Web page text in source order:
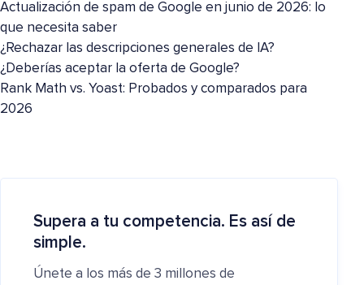
Actualización de spam de Google en junio de 2026: lo
que necesita saber
¿Rechazar las descripciones generales de IA?
¿Deberías aceptar la oferta de Google?
Rank Math vs. Yoast: Probados y comparados para
2026
Supera a tu competencia. Es así de
simple.
Únete a los más de 3 millones de